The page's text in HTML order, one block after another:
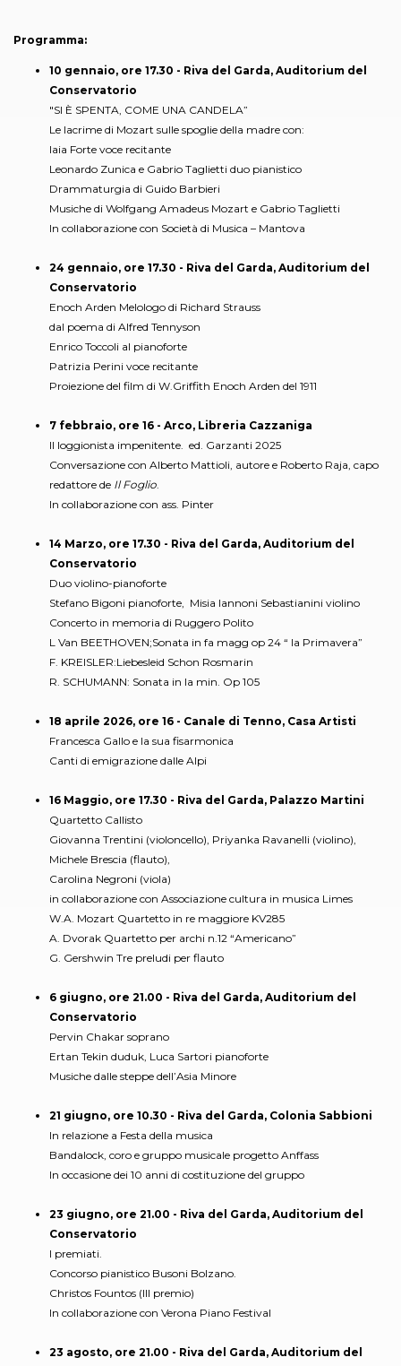
Programma:
10 gennaio, ore 17.30 - Riva del Garda, Auditorium del
Conservatorio
"SI È SPENTA, COME UNA CANDELA”
Le lacrime di Mozart sulle spoglie della madre con:
Iaia Forte voce recitante
Leonardo Zunica e Gabrio Taglietti duo pianistico
Drammaturgia di Guido Barbieri
Musiche di Wolfgang Amadeus Mozart e Gabrio Taglietti
In collaborazione con Società di Musica – Mantova
24 gennaio, ore 17.30 - Riva del Garda, Auditorium del
Conservatorio
Enoch Arden Melologo di Richard Strauss
dal poema di Alfred Tennyson
Enrico Toccoli al pianoforte
Patrizia Perini voce recitante
Proiezione del film di W.Griffith Enoch Arden del 1911
7 febbraio, ore 16 - Arco, Libreria Cazzaniga
Il loggionista impenitente. ed. Garzanti 2025
Conversazione con Alberto Mattioli, autore e Roberto Raja, capo
redattore de Il Foglio.
In collaborazione con ass. Pinter
14 Marzo, ore 17.30 - Riva del Garda, Auditorium del
Conservatorio
Duo violino-pianoforte
Stefano Bigoni pianoforte, Misia Iannoni Sebastianini violino
Concerto in memoria di Ruggero Polito
L Van BEETHOVEN;Sonata in fa magg op 24 “ la Primavera”
F. KREISLER:Liebesleid Schon Rosmarin
R. SCHUMANN: Sonata in la min. Op 105
18 aprile 2026, ore 16 - Canale di Tenno, Casa Artisti
Francesca Gallo e la sua fisarmonica
Canti di emigrazione dalle Alpi
16 Maggio, ore 17.30 - Riva del Garda, Palazzo Martini
Quartetto Callisto
Giovanna Trentini (violoncello), Priyanka Ravanelli (violino),
Michele Brescia (flauto),
Carolina Negroni (viola)
in collaborazione con Associazione cultura in musica Limes
W.A. Mozart Quartetto in re maggiore KV285
A. Dvorak Quartetto per archi n.12 “Americano”
G. Gershwin Tre preludi per flauto
6 giugno, ore 21.00 - Riva del Garda, Auditorium del
Conservatorio
Pervin Chakar soprano
Ertan Tekin duduk, Luca Sartori pianoforte
Musiche dalle steppe dell’Asia Minore
21 giugno, ore 10.30 - Riva del Garda, Colonia Sabbioni
In relazione a Festa della musica
Bandalock, coro e gruppo musicale progetto Anffass
In occasione dei 10 anni di costituzione del gruppo
23 giugno, ore 21.00 - Riva del Garda, Auditorium del
Conservatorio
I premiati.
Concorso pianistico Busoni Bolzano.
Christos Fountos (III premio)
In collaborazione con Verona Piano Festival
23 agosto, ore 21.00 - Riva del Garda, Auditorium del